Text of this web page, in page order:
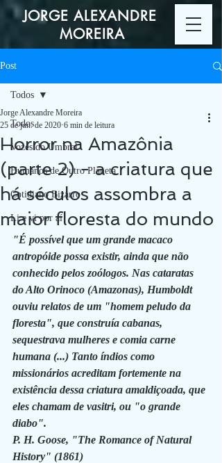
JORGE ALEXANDRE
MOREIRA
Post
Todos
Vozes do Umbral
Humanos de Outro Planeta
Cotidiano Bizarro
Li e vi por aí
Todos
Horror na Amazônia
(parte 2) - a criatura que
há séculos assombra a
maior floresta do mundo
Jorge Alexandre Moreira
25 de jun. de 2020 6 min de leitura
"É possível que um grande macaco
antropóide possa existir, ainda que não
conhecido pelos zoólogos. Nas cataratas
do Alto Orinoco (Amazonas), Humboldt
ouviu relatos de um "homem peludo da
floresta", que construía cabanas,
sequestrava mulheres e comia carne
humana (...) Tanto índios como
missionários acreditam fortemente na
existência dessa criatura amaldiçoada, que
eles chamam de vasitri, ou "o grande
diabo".
P. H. Goose, "The Romance of Natural
History" (1861)